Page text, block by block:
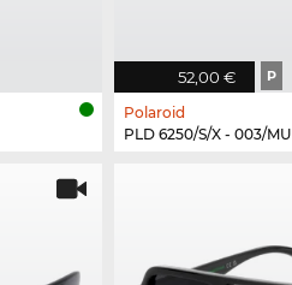
52,00 € P
Polaroid
PLD 6250/S/X - 003/MU